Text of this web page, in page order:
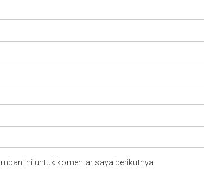
ini untuk komentar saya berikutnya.